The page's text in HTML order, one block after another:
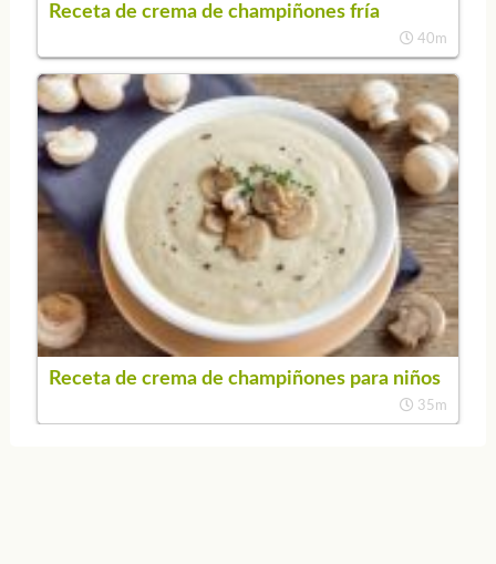
Receta de crema de champiñones fría
40m
Receta de crema de champiñones para niños
35m